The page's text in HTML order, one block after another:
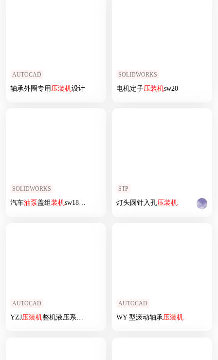
AUTOCAD
轴承外圈专用压装机设计
SOLIDWORKS
电机定子压装机sw20
SOLIDWORKS
汽车油泵盖组装机sw18可编辑
STP
灯头圆针入孔压装机
AUTOCAD
YZJ压装机整机液压系统设计
AUTOCAD
WY 型滚动轴承压装机